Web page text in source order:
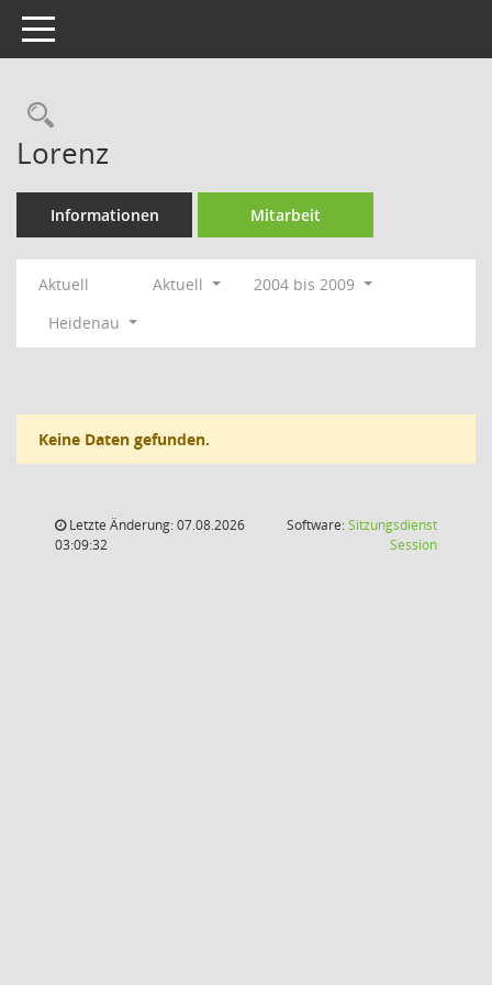
Toggle navigation
Rechercheauswahl
Lorenz
Informationen Mitarbeit
Aktuell Aktuell
2004 bis 2009
Heidenau
Keine Daten gefunden.
Letzte Änderung: 07.08.2026
03:09:32
Software:Sitzungsdienst
Session(Wird in